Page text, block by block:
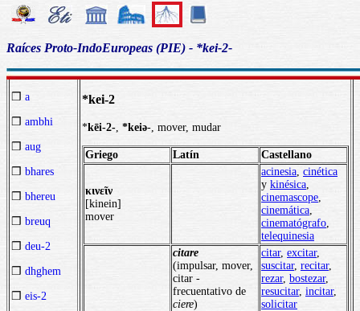
Raíces Proto-IndoEuropeas (PIE) - *kei-2-
❒ a
❒ ambhi
❒ aug
❒ bhares
❒ bhereu
❒ breuq
❒ deu-2
❒ dhghem
❒ eis-2
*kei-2
*kēi-2- *keiə-, mover, mudar
Griego Latín Castellano
κινεῖν
[kinein]
mover
acinesia cinética
y kinésica
cinemascope
cinemática
cinematógrafo
telequinesia
citare
(impulsar, mover,
citar -
frecuentativo de
ciere)
citar, excitar,
suscitar, recitar,
rezar, bostezar,
resucitar, incitar,
solicitar